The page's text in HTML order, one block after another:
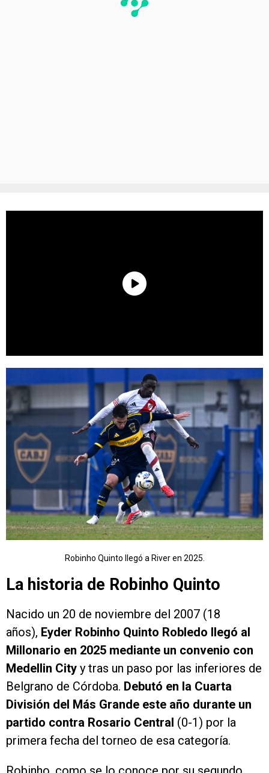
Robinho Quinto llegó a River en 2025.
La historia de Robinho Quinto
Nacido un 20 de noviembre del 2007 (18
años), Eyder Robinho Quinto Robledo llegó al
Millonario en 2025 mediante un convenio con
Medellin City y tras un paso por las inferiores de
Belgrano de Córdoba. Debutó en la Cuarta
División del Más Grande este año durante un
partido contra Rosario Central (0-1) por la
primera fecha del torneo de esa categoría.